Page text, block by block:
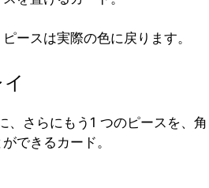
ースは実際の色に戻ります。
、さらにもう1 つのピースを、角
できるカード。